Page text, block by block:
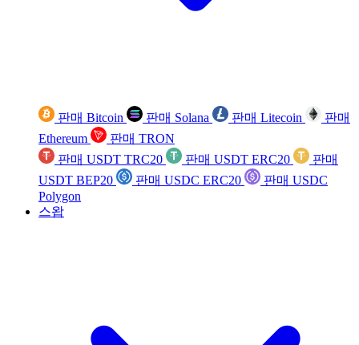
판매 Bitcoin 판매 Solana 판매 Litecoin
판매
Ethereum
판매 TRON
판매 USDT TRC20
판매 USDT ERC20
판매
USDT BEP20
판매 USDC ERC20
판매 USDC
Polygon
스왑